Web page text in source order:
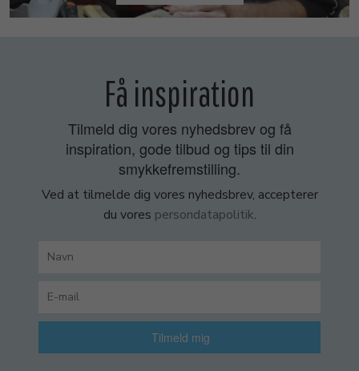
Få inspiration
Tilmeld dig vores nyhedsbrev og få
inspiration, gode tilbud og tips til din
smykkefremstilling.
Ved at tilmelde dig vores nyhedsbrev, accepterer
du vores persondatapolitik.
Tilmeld mig